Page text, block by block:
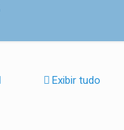
Exibir tudo